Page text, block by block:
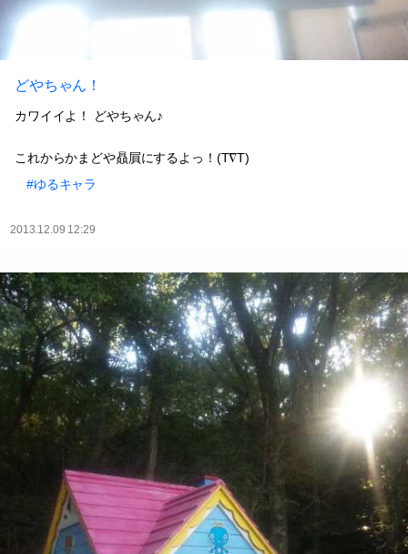
どやちゃん！
カワイイよ！ どやちゃん♪
これからかまどや贔屓にするよっ！(T∇T)
#ゆるキャラ
2013.12.09 12:29